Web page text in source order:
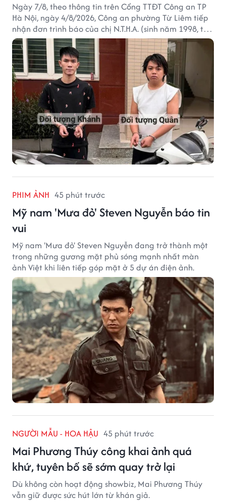
Ngày 7/8, theo thông tin trên Cổng TTĐT Công an TP
Hà Nội, ngày 4/8/2026, Công an phường Từ Liêm tiếp
nhận đơn trình báo của chị N.T.H.A. (sinh năm 1998, trú
tại phường Từ Liêm) về việc bị kẻ gian lấy trộm chiếc
xe mô tô Honda SH 125i, tại khu nhà trọ nơi đang sinh
sống.
PHIM ẢNH 45 phút trước
Mỹ nam 'Mưa đỏ' Steven Nguyễn báo tin
vui
Mỹ nam 'Mưa đỏ' Steven Nguyễn đang trở thành một
trong những gương mặt phủ sóng mạnh nhất màn
ảnh Việt khi liên tiếp góp mặt ở 5 dự án điện ảnh.
NGƯỜI MẪU - HOA HẬU 45 phút trước
Mai Phương Thúy công khai ảnh quá
khứ, tuyên bố sẽ sớm quay trở lại
Dù không còn hoạt động showbiz, Mai Phương Thúy
vẫn giữ được sức hút lớn từ khán giả.